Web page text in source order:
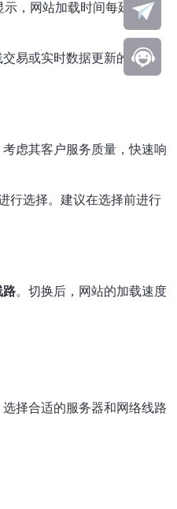
，网站加载时间每延迟一
易或实时数据更新的网站，
虑其客户服务质量，快速响
行选择。建议在选择前进行
路。切换后，网站的加载速度
择合适的服务器和网络线路